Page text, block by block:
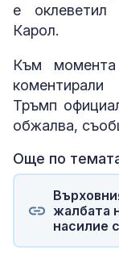
е оклеветил
Карол.
Към
Тръмп
обжалва,
Още по
жалбата
насилие